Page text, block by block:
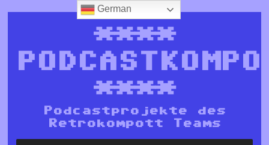
****
****
Podcastprojekte des
Retrokompott Teams
German